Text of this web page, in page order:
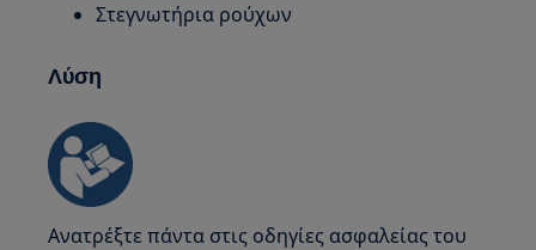
Στεγνωτήρια ρούχων
Λύση
Ανατρέξτε πάντα στις οδηγίες ασφαλείας του